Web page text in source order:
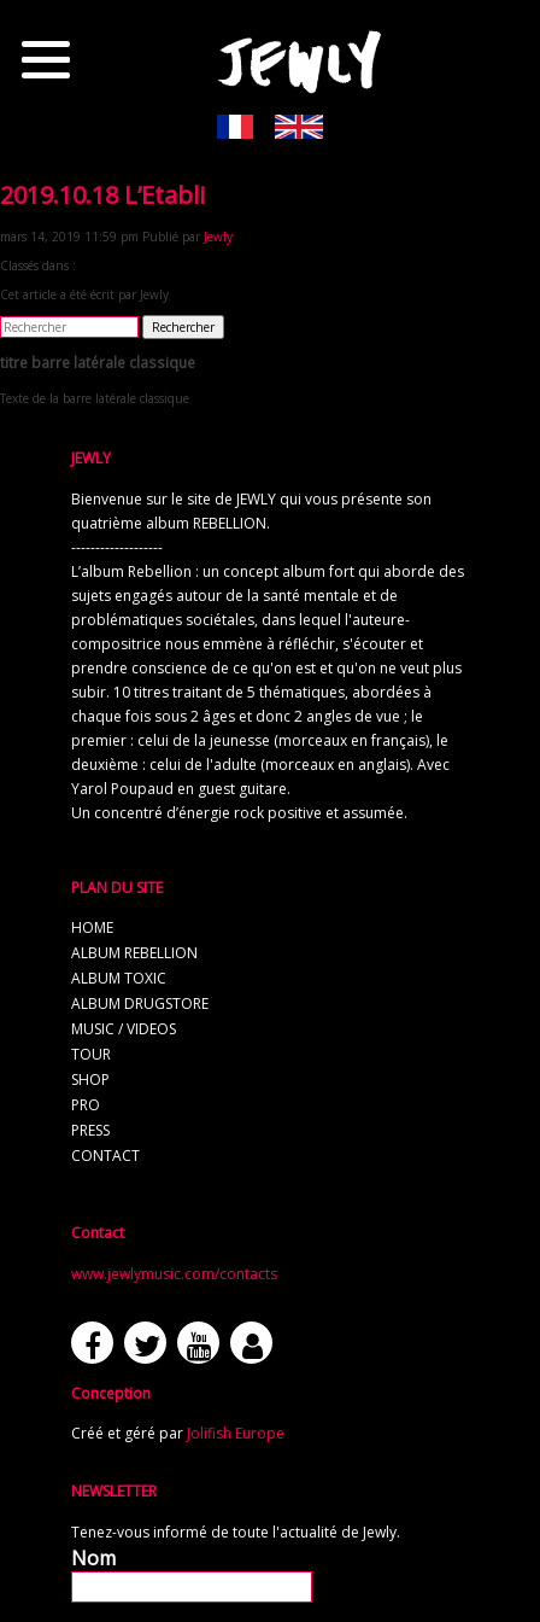
2019.10.18 L’Etabli
mars 14, 2019 11:59 pm Publié par Jewly
Classés dans :
Cet article a été écrit par Jewly
Rechercher
titre barre latérale classique
Texte de la barre latérale classique
JEWLY
Bienvenue sur le site de JEWLY qui vous présente son
quatrième album REBELLION.
-------------------
L’album Rebellion : un concept album fort qui aborde des
sujets engagés autour de la santé mentale et de
problématiques sociétales, dans lequel l'auteure-
compositrice nous emmène à réfléchir, s'écouter et
prendre conscience de ce qu'on est et qu'on ne veut plus
subir. 10 titres traitant de 5 thématiques, abordées à
chaque fois sous 2 âges et donc 2 angles de vue ; le
premier : celui de la jeunesse (morceaux en français), le
deuxième : celui de l'adulte (morceaux en anglais). Avec
Yarol Poupaud en guest guitare.
Un concentré d’énergie rock positive et assumée.
PLAN DU SITE
HOME
ALBUM REBELLION
ALBUM TOXIC
ALBUM DRUGSTORE
MUSIC / VIDEOS
TOUR
SHOP
PRO
PRESS
CONTACT
Contact
www.jewlymusic.com/contacts
Conception
Créé et géré par Jolifish Europe
NEWSLETTER
Tenez-vous informé de toute l'actualité de Jewly.
Nom